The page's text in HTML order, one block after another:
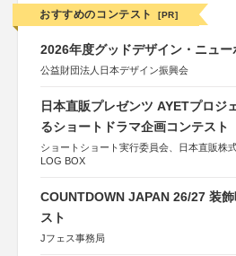
おすすめのコンテスト [PR]
2026年度グッドデザイン・ニュー
公益財団法人日本デザイン振興会
日本直販プレゼンツ AYETプロジ
るショートドラマ企画コンテスト
ショートショート実行委員会、日本直販株
LOG BOX
COUNTDOWN JAPAN 26/27 装
スト
Jフェス事務局